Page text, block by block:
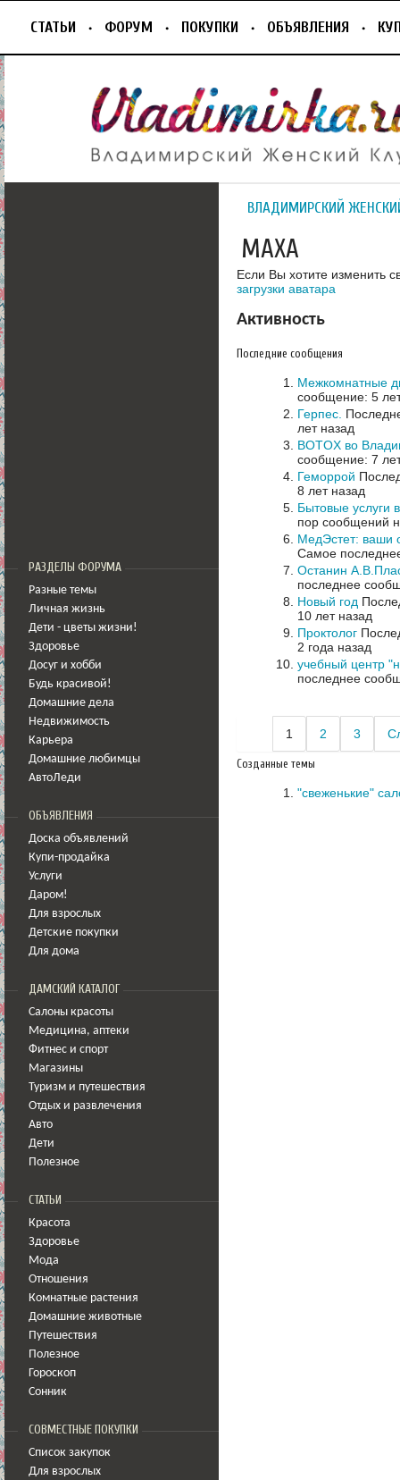
СТАТЬИ ФОРУМ ПОКУПКИ ОБЪЯВЛЕНИЯ
РАЗДЕЛЫ ФОРУМА
Разные темы
Личная жизнь
Дети - цветы жизни!
Здоровье
Досуг и хобби
Будь красивой!
Домашние дела
Недвижимость
Карьера
Домашние любимцы
АвтоЛеди
ОБЪЯВЛЕНИЯ
Доска объявлений
Купи-продайка
Услуги
Даром!
Для взрослых
Детские покупки
Для дома
ДАМСКИЙ КАТАЛОГ
Салоны красоты
Медицина, аптеки
Фитнес и спорт
Магазины
Туризм и путешествия
Отдых и развлечения
Авто
Дети
Полезное
СТАТЬИ
Красота
Здоровье
Мода
Отношения
Комнатные растения
Домашние животные
Путешествия
Полезное
Гороскоп
Сонник
СОВМЕСТНЫЕ ПОКУПКИ
Список закупок
Для взрослых
ВЛАДИМИРСКИЙ
МАХА
Если Вы хотите изменить
загрузки аватара
Активность
Последние сообщения
Межкомнатные
сообщение: 5
Герпес.
лет назад
BOTOX во
сообщение: 7
Геморрой
8 лет назад
Бытовые услуги
пор сообщений
МедЭстет: ваши
Самое
Останин
последнее
Новый год
10 лет назад
Проктолог
2 года назад
учебный центр
последнее
1 2 3
Созданные темы
"свеженькие"